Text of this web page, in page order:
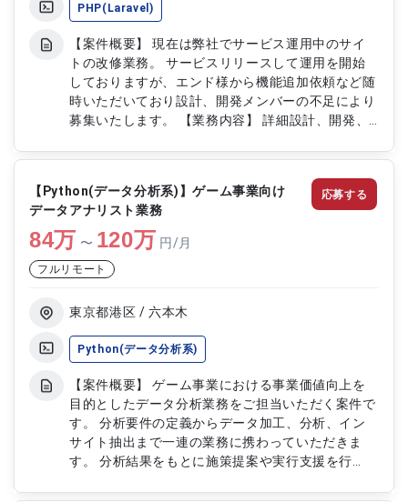
PHP(Laravel)
【案件概要】 現在は弊社でサービス運用中のサイ
トの改修業務。 サービスリリースして運用を開始
しておりますが、エンド様から機能追加依頼など随
時いただいており設計、開発メンバーの不足により
募集いたします。 【業務内容】 詳細設計、開発、
・バックエンド：PHP(Laravel/Filament、
【Python(データ分析系)】ゲーム事業向け
データアナリスト業務
84万 〜 120万 円/月
フルリモート
東京都港区 / 六本木
Python(データ分析系)
【案件概要】 ゲーム事業における事業価値向上を
目的としたデータ分析業務をご担当いただく案件で
す。 分析要件の定義からデータ加工、分析、イン
サイト抽出まで一連の業務に携わっていただきま
す。 分析結果をもとに施策提案や実行支援を行
応募する